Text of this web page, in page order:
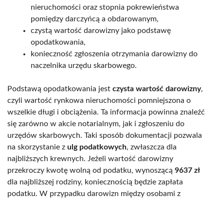
nieruchomości oraz stopnia pokrewieństwa
pomiędzy darczyńcą a obdarowanym,
czystą wartość darowizny jako podstawę
opodatkowania,
konieczność zgłoszenia otrzymania darowizny do
naczelnika urzędu skarbowego.
Podstawą opodatkowania jest czysta wartość darowizny,
czyli wartość rynkowa nieruchomości pomniejszona o
wszelkie długi i obciążenia. Ta informacja powinna znaleźć
się zarówno w akcie notarialnym, jak i zgłoszeniu do
urzędów skarbowych. Taki sposób dokumentacji pozwala
na skorzystanie z ulg podatkowych, zwłaszcza dla
najbliższych krewnych. Jeżeli wartość darowizny
przekroczy kwotę wolną od podatku, wynoszącą 9637 zł
dla najbliższej rodziny, koniecznością będzie zapłata
podatku. W przypadku darowizn między osobami z